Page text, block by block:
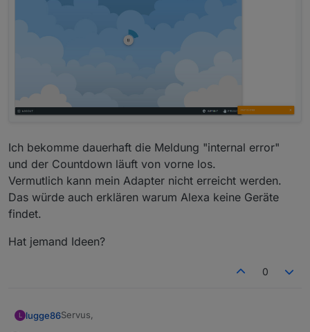
Ich bekomme dauerhaft die Meldung "internal error"
und der Countdown läuft von vorne los.
Vermutlich kann mein Adapter nicht erreicht werden.
Das würde auch erklären warum Alexa keine Geräte
findet.
Hat jemand Ideen?
0
L lugge86Servus,